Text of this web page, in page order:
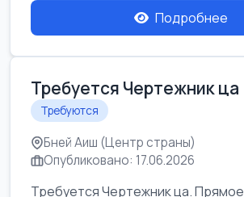
Подробнее
Требуется Чертежник ца
Требуются
Бней Аиш (Центр страны)
Опубликовано: 17.06.2026
Требуется Чертежник ца. Прямое